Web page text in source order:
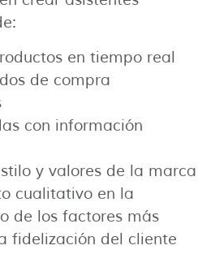
en tiempo real
de compra
con información
y valores de la marca
cualitativo en la
de los factores más
fidelización del cliente